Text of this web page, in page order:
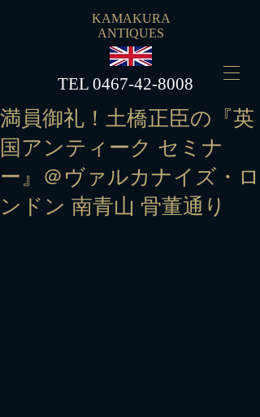
KAMAKURA
ANTIQUES
​TEL 0467-42-8008
満員御礼！土橋正臣の『英
国アンティーク セミナ
ー』＠ヴァルカナイズ・ロ
ンドン 南青山 骨董通り